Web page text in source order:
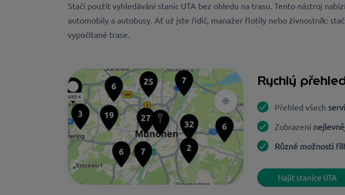
Stačí použít vyhledávání stanic UTA bez ohledu na trasu. Tento nástroj
automobily a autobusy. Ať už jste řidič, manažer flotily nebo živnostník:
vypočítané trase.
Rychlý
Přehled všech
Zobrazení
Různé možnosti
Najít stanice UTA